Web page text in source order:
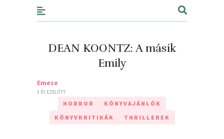
DEAN KOONTZ: A másik
Emily
Emese
3 ÉV EZELŐTT
HORROR
KÖNYVAJÁNLÓK
KÖNYVKRITIKÁK
THRILLEREK